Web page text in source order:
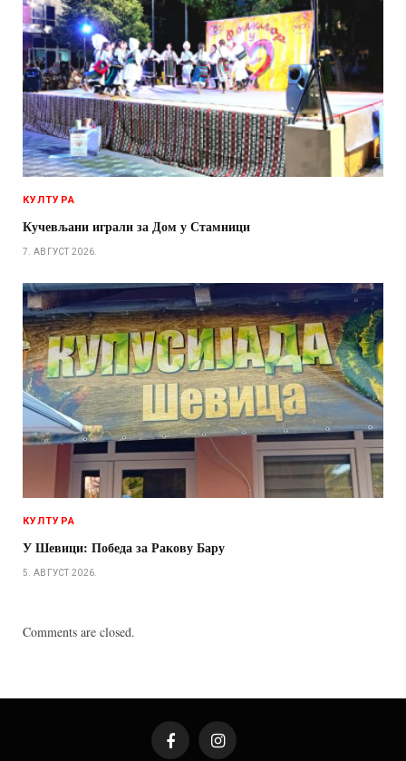
КУЛТУРА
Кучевљани играли за Дом у Стамници
7. АВГУСТ 2026.
КУЛТУРА
У Шевици: Победа за Ракову Бару
5. АВГУСТ 2026.
Comments are closed.
FacebookInstagram